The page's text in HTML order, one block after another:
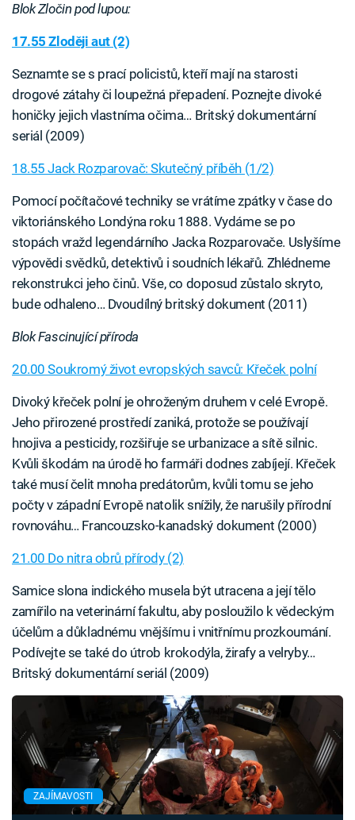
Blok Zločin pod lupou:
17.55 Zloději aut (2)
Seznamte se s prací policistů, kteří mají na starosti
drogové zátahy či loupežná přepadení. Poznejte divoké
honičky jejich vlastníma očima… Britský dokumentární
seriál (2009)
18.55 Jack Rozparovač: Skutečný příběh (1/2)
Pomocí počítačové techniky se vrátíme zpátky v čase do
viktoriánského Londýna roku 1888. Vydáme se po
stopách vražd legendárního Jacka Rozparovače. Uslyšíme
výpovědi svědků, detektivů i soudních lékařů. Zhlédneme
rekonstrukci jeho činů. Vše, co doposud zůstalo skryto,
bude odhaleno… Dvoudílný britský dokument (2011)
Blok Fascinující příroda
20.00 Soukromý život evropských savců: Křeček polní
Divoký křeček polní je ohroženým druhem v celé Evropě.
Jeho přirozené prostředí zaniká, protože se používají
hnojiva a pesticidy, rozšiřuje se urbanizace a sítě silnic.
Kvůli škodám na úrodě ho farmáři dodnes zabíjejí. Křeček
také musí čelit mnoha predátorům, kvůli tomu se jeho
počty v západní Evropě natolik snížily, že narušily přírodní
rovnováhu… Francouzsko-kanadský dokument (2000)
21.00 Do nitra obrů přírody (2)
Samice slona indického musela být utracena a její tělo
zamířilo na veterinární fakultu, aby posloužilo k vědeckým
účelům a důkladnému vnějšímu i vnitřnímu prozkoumání.
Podívejte se také do útrob krokodýla, žirafy a velryby…
Britský dokumentární seriál (2009)
ZAJÍMAVOSTI